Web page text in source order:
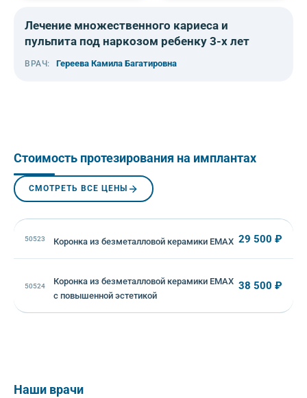
Лечение множественного кариеса и
пульпита под наркозом ребенку 3-х лет
ВРАЧ: Гереева Камила Багатировна
Стоимость протезирования на имплантах
СМОТРЕТЬ ВСЕ ЦЕНЫ
50523 Коронка из безметалловой керамики EMAX 29 500 ₽
50524
Коронка из безметалловой керамики EMAX
с повышенной эстетикой
38 500 ₽
Наши врачи